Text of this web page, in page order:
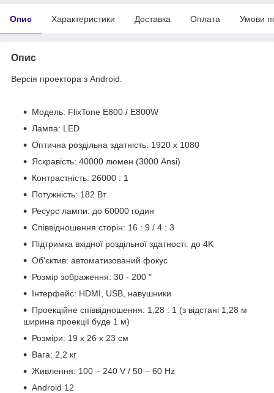
Опис Характеристики Доставка Оплата Умови
Опис
Версія проектора з Android.
Модель: FlixTone E800 / E800W
Лампа: LED
Оптична роздільна здатність: 1920 x 1080
Яскравість: 40000 люмен (3000 Ansi)
Контрастність: 26000 : 1
Потужність: 182 Вт
Ресурс лампи: до 60000 годин
Співвідношення сторін: 16 : 9 / 4 : 3
Підтримка вхідної роздільної здатності: до 4K
Об'єктив: автоматизований фокус
Розмір зображення: 30 - 200 "
Інтерфейс: HDMI, USB, навушники
Проекційне співвідношення: 1,28 : 1 (з відстані 1,28 м
ширина проекції буде 1 м)
Розміри: 19 х 26 х 23 см
Вага: 2,2 кг
Живлення: 100 – 240 V / 50 – 60 Hz
Android 12